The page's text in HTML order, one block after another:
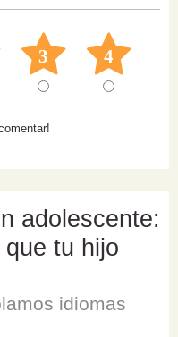
3 4
adolescente:
tu hijo
idiomas